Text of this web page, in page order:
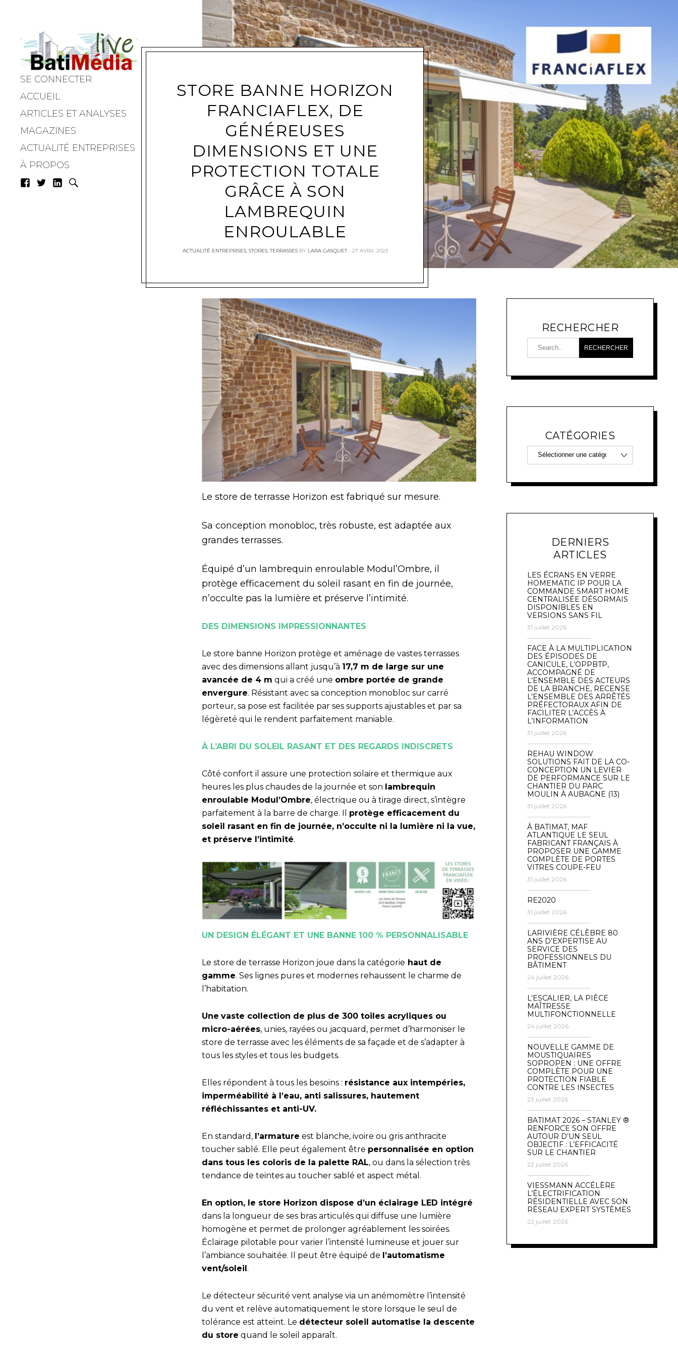
Batimedialive
SE CONNECTER
ACCUEIL
ARTICLES ET ANALYSES
MAGAZINES
ACTUALITÉ ENTREPRISES
À PROPOS
STORE BANNE HORIZON
FRANCIAFLEX, DE
GÉNÉREUSES
DIMENSIONS ET UNE
PROTECTION TOTALE
GRÂCE À SON
LAMBREQUIN
ENROULABLE
ACTUALITÉ ENTREPRISES, STORES,TERRASSES BY LARA GASQUET 27 AVRIL 2023
Le store de terrasse Horizon est fabriqué sur mesure.
Sa conception monobloc, très robuste, est adaptée aux
grandes terrasses.
Équipé d’un lambrequin enroulable Modul’Ombre, il
protège efficacement du soleil rasant en fin de journée,
n’occulte pas la lumière et préserve l’intimité.
DES DIMENSIONS IMPRESSIONNANTES
Le store banne Horizon protège et aménage de vastes terrasses
avec des dimensions allant jusqu’à 17,7 m de large sur une
avancée de 4 m qui a créé une ombre portée de grande
envergure. Résistant avec sa conception monobloc sur carré
porteur, sa pose est facilitée par ses supports ajustables et par sa
légèreté qui le rendent parfaitement maniable.
À L’ABRI DU SOLEIL RASANT ET DES REGARDS INDISCRETS
Côté confort il assure une protection solaire et thermique aux
heures les plus chaudes de la journée et son lambrequin
enroulable Modul’Ombre, électrique ou à tirage direct, s’intègre
parfaitement à la barre de charge. Il protège efficacement du
soleil rasant en fin de journée, n’occulte ni la lumière ni la vue,
et préserve l’intimité.
UN DESIGN ÉLÉGANT ET UNE BANNE 100 % PERSONNALISABLE
Le store de terrasse Horizon joue dans la catégorie haut de
gamme. Ses lignes pures et modernes rehaussent le charme de
l’habitation.
Une vaste collection de plus de 300 toiles acryliques ou
micro-aérées, unies, rayées ou jacquard, permet d’harmoniser le
store de terrasse avec les éléments de sa façade et de s’adapter à
tous les styles et tous les budgets.
Elles répondent à tous les besoins : résistance aux intempéries,
imperméabilité à l’eau, anti salissures, hautement
réfléchissantes et anti-UV.
En standard, l’armature est blanche, ivoire ou gris anthracite
toucher sablé. Elle peut également être personnalisée en option
dans tous les coloris de la palette RAL, ou dans la sélection très
tendance de teintes au toucher sablé et aspect métal.
En option, le store Horizon dispose d’un éclairage LED intégré
dans la longueur de ses bras articulés qui diffuse une lumière
homogène et permet de prolonger agréablement les soirées.
Éclairage pilotable pour varier l’intensité lumineuse et jouer sur
l’ambiance souhaitée. Il peut être équipé de l’automatisme
vent/soleil .
Le détecteur sécurité vent analyse via un anémomètre l’intensité
du vent et relève automatiquement le store lorsque le seul de
tolérance est atteint. Le détecteur soleil automatise la descente
du store quand le soleil apparaît.
RECHERCHER
CATÉGORIES
DERNIERS
ARTICLES
LES ÉCRANS EN VERRE
HOMEMATIC IP POUR LA
COMMANDE SMART HOME
CENTRALISÉE DÉSORMAIS
DISPONIBLES EN
VERSIONS SANS FIL
31 juillet 2026
FACE À LA MULTIPLICATION
DES ÉPISODES DE
CANICULE, L’OPPBTP,
ACCOMPAGNÉ DE
L’ENSEMBLE DES ACTEURS
DE LA BRANCHE, RECENSE
L’ENSEMBLE DES ARRÊTÉS
PRÉFECTORAUX AFIN DE
FACILITER L’ACCÈS À
L’INFORMATION
31 juillet 2026
REHAU WINDOW
SOLUTIONS FAIT DE LA CO-
CONCEPTION UN LEVIER
DE PERFORMANCE SUR LE
CHANTIER DU PARC
MOULIN À AUBAGNE (13)
31 juillet 2026
À BATIMAT, MAF
ATLANTIQUE LE SEUL
FABRICANT FRANÇAIS À
PROPOSER UNE GAMME
COMPLÈTE DE PORTES
VITRES COUPE-FEU
31 juillet 2026
RE2020
31 juillet 2026
LARIVIÈRE CÉLÈBRE 80
ANS D’EXPERTISE AU
SERVICE DES
PROFESSIONNELS DU
BÂTIMENT
24 juillet 2026
L’ESCALIER, LA PIÈCE
MAÎTRESSE
MULTIFONCTIONNELLE
24 juillet 2026
NOUVELLE GAMME DE
MOUSTIQUAIRES
SOPROPEN : UNE OFFRE
COMPLÈTE POUR UNE
PROTECTION FIABLE
CONTRE LES INSECTES
23 juillet 2026
BATIMAT 2026 – STANLEY ®
RENFORCE SON OFFRE
AUTOUR D’UN SEUL
OBJECTIF : L’EFFICACITÉ
SUR LE CHANTIER
22 juillet 2026
VIESSMANN ACCÉLÈRE
L’ÉLECTRIFICATION
RÉSIDENTIELLE AVEC SON
RÉSEAU EXPERT SYSTÈMES
22 juillet 2026